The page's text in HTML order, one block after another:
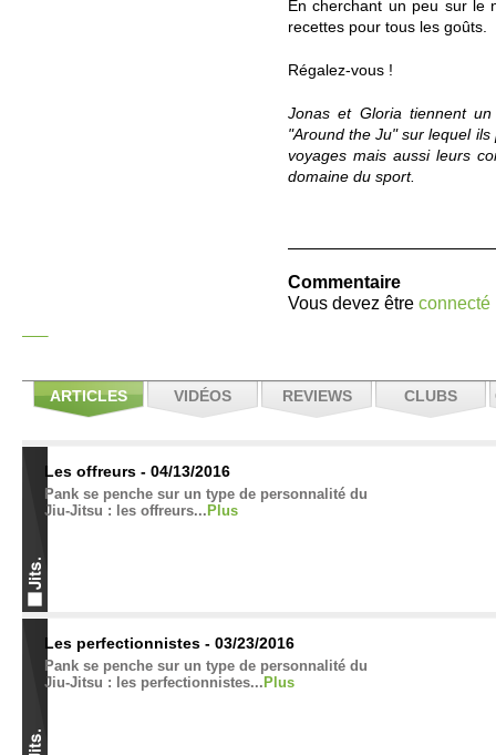
En cherchant un peu sur le
recettes pour tous les goûts.
Régalez-vous !
Jonas et Gloria tiennent
"Around the Ju" sur lequel ils
voyages mais aussi leurs
domaine du sport.
Commentaire
Vous devez être connecté
ARTICLES VIDÉOS REVIEWS CLUBS
Les offreurs - 04/13/2016
Pank se penche sur un type de personnalité du
Jiu-Jitsu : les offreurs... Plus
Les perfectionnistes - 03/23/2016
Pank se penche sur un type de personnalité du
Jiu-Jitsu : les perfectionnistes... Plus